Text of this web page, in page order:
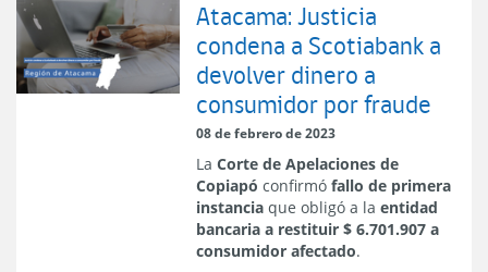
Atacama: Justicia
condena a Scotiabank a
devolver dinero a
consumidor por fraude
08 de febrero de 2023
La Corte de Apelaciones de
Copiapó confirmó fallo de primera
instancia que obligó a la entidad
bancaria a restituir $ 6.701.907 a
consumidor afectado.